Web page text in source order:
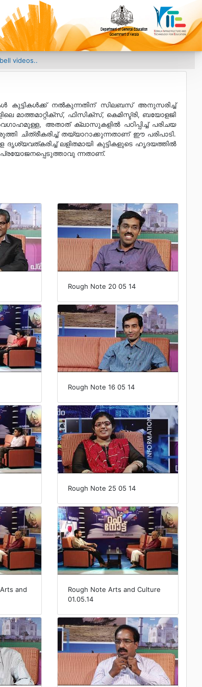
കുട്ടികള്‍ക്ക് നല്‍കുന്നതിന് സിലബസ് അനുസരിച്ച്
മാത്തമാറ്റിക്സ്, ഫിസിക്സ്, കെമിസ്ട്രി, ബയോളജി
അതാത് ക്ലാസുകളില്‍ പഠിപ്പിച്ച് പരിചയ
ചിത്രീകരിച്ച് തയ്യാറാക്കുന്നതാണ് ഈ പരിപാടി.
ദൃശ്യവത്‍കരിച്ച് ലളിതമായി കുട്ടികളുടെ ഹൃദയത്തില്‍
ന്നതാണ്.
Rough Note 20 05 14
Rough Note 16 05 14
Rough Note 25 05 14
and
Rough Note Arts and Culture
01.05.14